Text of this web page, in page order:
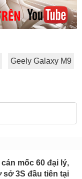
Geely Galaxy M9
mốc 60 đại lý,
3S đầu tiên tại